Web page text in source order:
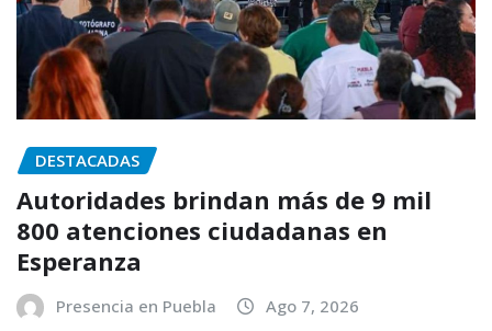
DESTACADAS
Autoridades brindan más de 9 mil
800 atenciones ciudadanas en
Esperanza
Presencia en Puebla Ago 7, 2026